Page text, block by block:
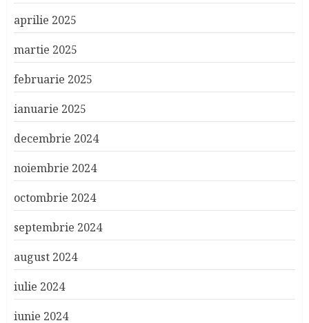
aprilie 2025
martie 2025
februarie 2025
ianuarie 2025
decembrie 2024
noiembrie 2024
octombrie 2024
septembrie 2024
august 2024
iulie 2024
iunie 2024